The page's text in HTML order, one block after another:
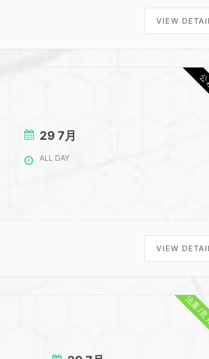
VIEW
29 7月
ALL DAY
VIEW
法案/